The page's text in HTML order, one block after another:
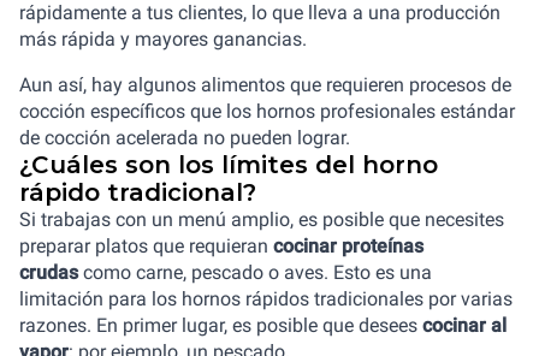
rápidamente a tus clientes, lo que lleva a una producción
más rápida y mayores ganancias.
Aun así, hay algunos alimentos que requieren procesos de
cocción específicos que los hornos profesionales estándar
de cocción acelerada no pueden lograr.
¿Cuáles son los límites del horno
rápido tradicional?
Si trabajas con un menú amplio, es posible que necesites
preparar platos que requieran cocinar proteínas
crudascomo carne, pescado o aves. Esto es una
limitación para los hornos rápidos tradicionales por varias
razones. En primer lugar, es posible que desees cocinar al